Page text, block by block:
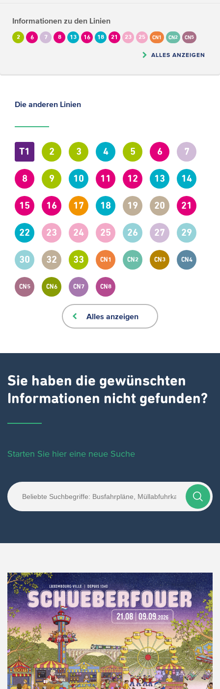
Informationen zu den Linien
2 6 7 8 13 16 18 21 23 25 CN1 CN2 CN5
ALLES ANZEIGEN
Die anderen Linien
T1 2 3 4 5 6 7
8 9 10 11 12 13 14
15 16 17 18 19 20 21
22 23 24 25 26 27 29
30 32 33 CN1 CN2 CN3 CN4
CN5 CN6 CN7 CN8
Alles anzeigen
Sie haben die gewünschten
Informationen nicht gefunden?
Starten Sie hier eine neue Suche